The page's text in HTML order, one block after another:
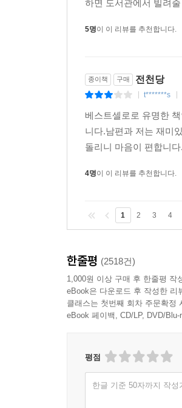
하면 도서관에서 빌려
5명이 이 리뷰를 추천합니다.
종이책 구매 전천당
t*******s
베스트셀로로 유명한
니다.남편과 저는 재미
돌리니 마음이 편합니
4명이 이 리뷰를 추천합니다.
1 2 3 4
한줄평 (2518건)
1,000원 이상 구매 후 한줄평 작
eBook은 다운로드 후 작성한 리
클래스는 첫번째 회차 주문확정
eBook 페이백, CD/LP, DVD/
평점
한글 기준 50자까지 작성